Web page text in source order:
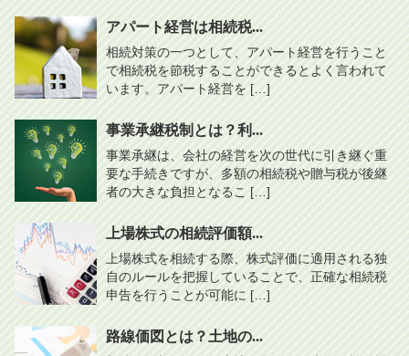
アパート経営は相続税...
相続対策の一つとして、アパート経営を行うこと
で相続税を節税することができるとよく言われて
います。アパート経営を […]
事業承継税制とは？利...
事業承継は、会社の経営を次の世代に引き継ぐ重
要な手続きですが、多額の相続税や贈与税が後継
者の大きな負担となるこ […]
上場株式の相続評価額...
上場株式を相続する際、株式評価に適用される独
自のルールを把握していることで、正確な相続税
申告を行うことが可能に […]
路線価図とは？土地の...